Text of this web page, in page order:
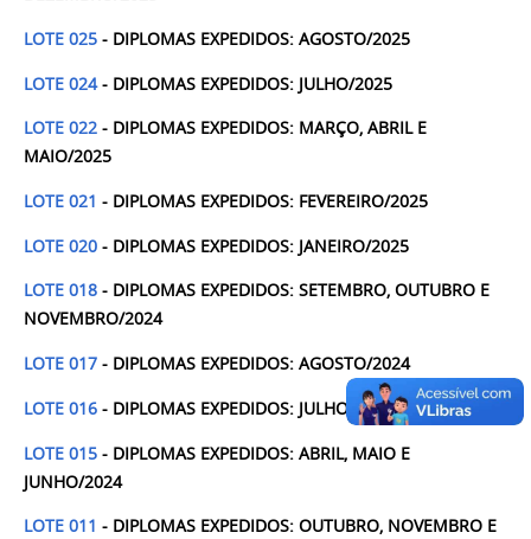
LOTE 025 - DIPLOMAS EXPEDIDOS: AGOSTO/2025
LOTE 024- DIPLOMAS EXPEDIDOS: JULHO/2025
LOTE 022 - DIPLOMAS EXPEDIDOS: MARÇO, ABRIL E
MAIO/2025
LOTE 021 - DIPLOMAS EXPEDIDOS: FEVEREIRO/2025
LOTE 020 - DIPLOMAS EXPEDIDOS: JANEIRO/2025
LOTE 018 - DIPLOMAS EXPEDIDOS: SETEMBRO, OUTUBRO E
NOVEMBRO/2024
LOTE 017 - DIPLOMAS EXPEDIDOS: AGOSTO/2024
LOTE 016 - DIPLOMAS EXPEDIDOS: JULHO/2024
LOTE 015 - DIPLOMAS EXPEDIDOS: ABRIL, MAIO E
JUNHO/2024
LOTE 011 - DIPLOMAS EXPEDIDOS: OUTUBRO, NOVEMBRO E